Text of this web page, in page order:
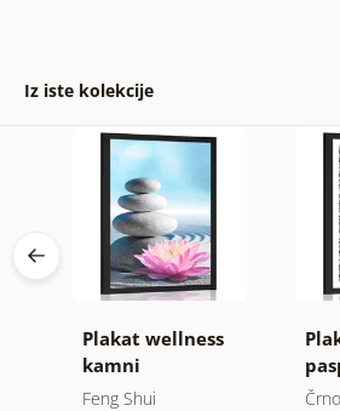
Iz iste kolekcije
Plakat wellness
kamni
Feng Shui